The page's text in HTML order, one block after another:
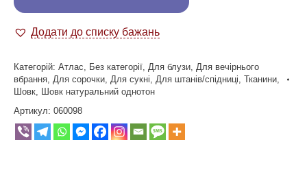
Додати до списку бажань
Категорій: Атлас Без категорії Для блузи Для вечірнього
вбрання Для сорочки Для сукні Для штанів/спідниці Тканини
Шовк Шовк натуральний однотон
Артикул: 060098